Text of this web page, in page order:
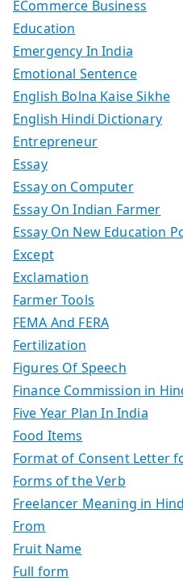
ECommerce Business
Education
Emergency In India
Emotional Sentence
English Bolna Kaise Sikhe
English Hindi Dictionary
Entrepreneur
Essay
Essay on Computer
Essay On Indian Farmer
Essay On New Education
Except
Exclamation
Farmer Tools
FEMA And FERA
Fertilization
Figures Of Speech
Finance Commission in
Five Year Plan In India
Food Items
Format of Consent Letter
Forms of the Verb
Freelancer Meaning in
From
Fruit Name
Full form